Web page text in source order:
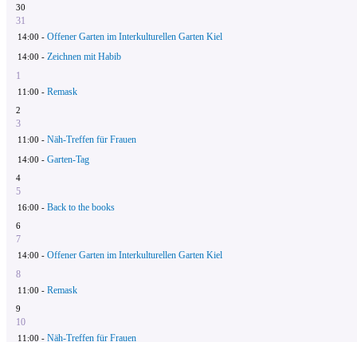
30
31
14:00 - Offener Garten im Interkulturellen Garten Kiel
14:00 - Zeichnen mit Habib
1
11:00 - Remask
2
3
11:00 - Näh-Treffen für Frauen
14:00 - Garten-Tag
4
5
16:00 - Back to the books
6
7
14:00 - Offener Garten im Interkulturellen Garten Kiel
8
11:00 - Remask
9
10
11:00 - Näh-Treffen für Frauen